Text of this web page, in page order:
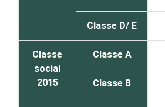
Classe D/ E
Classe
social
2015
Classe A
Classe B